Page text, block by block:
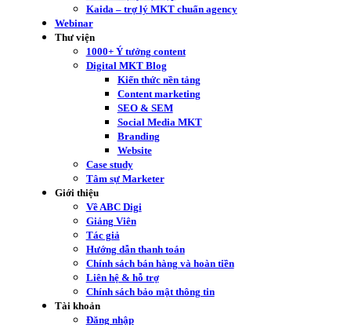
Kaida – trợ lý MKT chuẩn agency
Webinar
Thư viện
1000+ Ý tưởng content
Digital MKT Blog
Kiến thức nền tảng
Content marketing
SEO & SEM
Social Media MKT
Branding
Website
Case study
Tâm sự Marketer
Giới thiệu
Về ABC Digi
Giảng Viên
Tác giả
Hướng dẫn thanh toán
Chính sách bán hàng và hoàn tiền
Liên hệ & hỗ trợ
Chính sách bảo mật thông tin
Tài khoản
Đăng nhập